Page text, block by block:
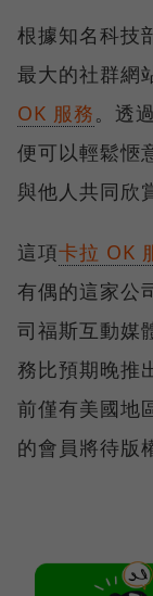
根據知名科技
最大的社群網
OK 服務。透
便可以輕鬆愜
與他人共同欣
這項卡拉 OK
有偶的這家公
司福斯互動媒
務比預期晚推
前僅有美國地
的會員將待版